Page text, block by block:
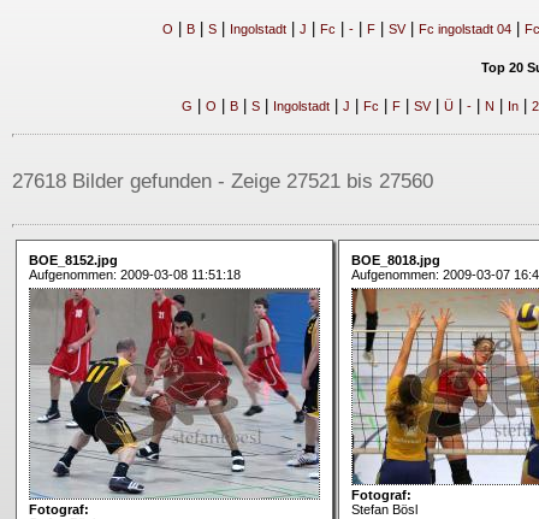
O B| S| Ingolstadt| J Fc -| F| SV| Fc ingolstadt 04|
Top 20
G O B| S| Ingolstadt| J Fc F| SV| Ü| -| N In| 2
27618 Bilder gefunden - Zeige 27521 bis 27560
BOE_8152.jpg
Aufgenommen: 2009-03-08 11:51:18
Fotograf:
BOE_8018.jpg
Aufgenommen: 2009-03-07
Fotograf:
Stefan Bösl